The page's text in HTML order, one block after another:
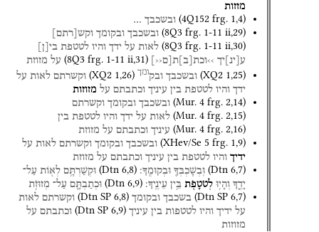
מזזות
(4Q152 frg. 1,4) ובשכבך …
(8Q3 frg. 1-11 ii,29) ובשכבך ובקומך וקש רתם
(8Q3 frg. 1-11 ii,30) לאות על ידך והיו לטטפת בי ן
ע ינ יך ››וכת ב ת ם‹‹ (8Q3 frg. 1-11 ii,31) על מזוזת
(XQ2 1,25) ובשכבך ובקומך (XQ2 1,26) וקשרתם לאות על
ידך והיו לטטפת בין עיניך וכתבתם על מזוזות
(Mur. 4 frg. 2,14) ובשכבך ובקומך וקשרתם
(Mur. 4 frg. 2,15) לאות על ידך והיו לטטפת בין
(Mur. 4 frg. 2,16) עיניך וכתבתם על מזוזת
(XHev/Se 5 frg. 1,9) ובשכבך ובקומך וקשרתם לאות על
ידיך והיו לטטפת בין עיניך וכתבתם על מזוזת
(Dtn 6,7) וּֽבְשָׁכְבְּךָ֖ וּבְקוּמֶֽךָ׃ (Dtn 6,8) וּקְשַׁרְתָּ֥ם לְא֖וֹת עַל־
יָדֶ֑ךָ וְהָי֥וּ לְטֹטָפֹ֖ת בֵּ֥ין עֵינֶֽיךָ׃ (Dtn 6,9) וּכְתַבְתָּ֛ם עַל־ מְזוּזֹ֥ת
(Dtn SP 6,7) בשכבך ובקומך (Dtn SP 6,8) וקשרתם לאות
על ידיך והיו לטטפות בין עיניך (Dtn SP 6,9) וכתבתם על
מזוזות